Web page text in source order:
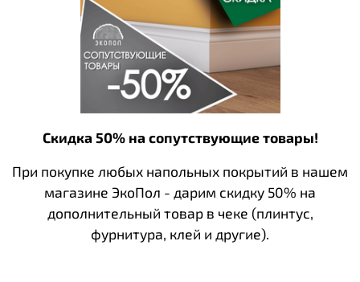
Скидка 50% на сопутствующие товары!
При покупке любых напольных покрытий в нашем
магазине ЭкоПол - дарим скидку 50% на
дополнительный товар в чеке (плинтус,
фурнитура, клей и другие).